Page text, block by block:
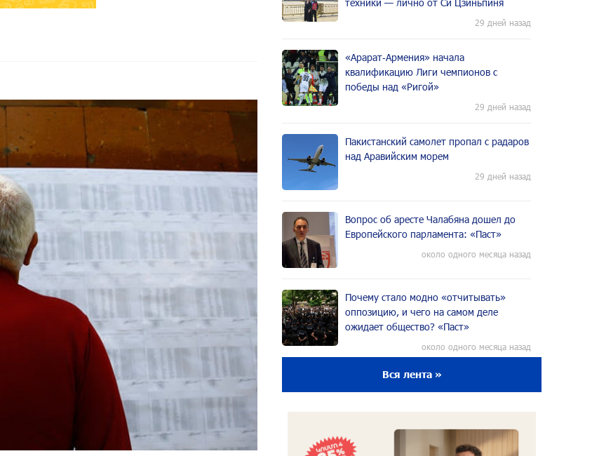
техники — лично от Си Цзиньпиня
29 дней назад
«Арарат‑Армения» начала
квалификацию Лиги чемпионов с
победы над «Ригой»
29 дней назад
Пакистанский самолет пропал с радаров
над Аравийским морем
29 дней назад
Вопрос об аресте Чалабяна дошел до
Европейского парламента: «Паст»
около одного месяца назад
Почему стало модно «отчитывать»
оппозицию, и чего на самом деле
ожидает общество? «Паст»
около одного месяца назад
Ложная дилемма мандатов: почему тема
парламентского бойкота оппозиции -
около одного месяца назад
Вся лента »